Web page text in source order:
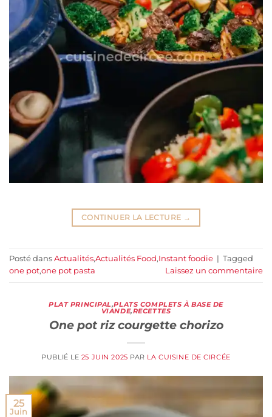
CONTINUER LA LECTURE →
Posté dans Actualités,Actualités Food,Instant foodie | Tagged
one pot,one pot pasta Laissez un commentaire
PLAT PRINCIPAL,PLATS COMPLETS À BASE DE
VIANDE,RECETTES
One pot riz courgette chorizo
PUBLIÉ LE 25 JUIN 2025 PAR LA CUISINE DE CIRCÉE
25
Juin